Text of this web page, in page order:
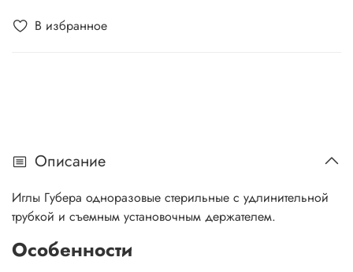
В избранное
Описание
Иглы Губера одноразовые стерильные с удлинительной
трубкой и съемным установочным держателем.
Особенности